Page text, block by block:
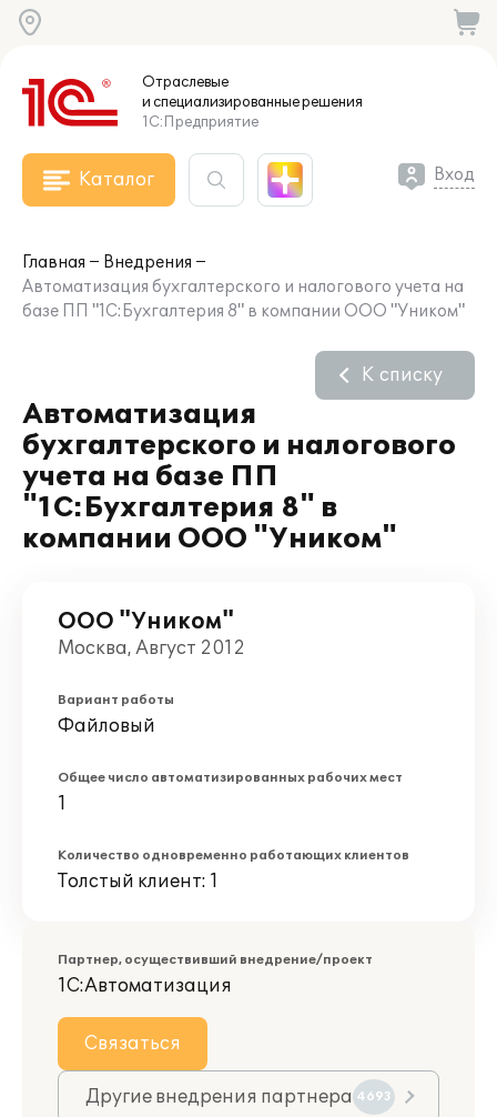
Отраслевые
и специализированныерешения
1С:Предприятие
Каталог Вход
Главная
Внедрения
Автоматизация бухгалтерского и налогового учета на
базе ПП "1С:Бухгалтерия 8" в компании ООО "Уником"
Автоматизация
бухгалтерского и налогового
учета на базе ПП
"1С:Бухгалтерия 8" в
компании ООО "Уником"
К списку
ООО "Уником"
Москва, Август 2012
Вариант работы
Файловый
Общее число автоматизированных рабочих мест
1
Количество одновременно работающих клиентов
Толстый клиент: 1
Партнер, осуществивший внедрение/проект
1С:Автоматизация
Связаться
Другие внедрения партнера 4693